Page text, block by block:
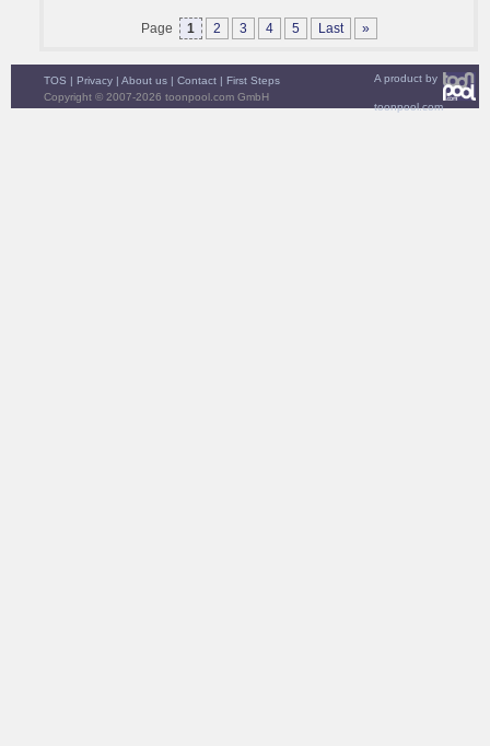
Page 1 2 3 4 5 Last »
A product by
toonpool.com
TOS | Privacy | About us | Contact | First Steps
Copyright © 2007-2026 toonpool.com GmbH